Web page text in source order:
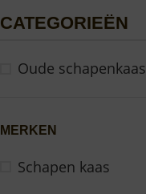
CATEGORIEËN
Oude schapenkaas
MERKEN
Schapen kaas